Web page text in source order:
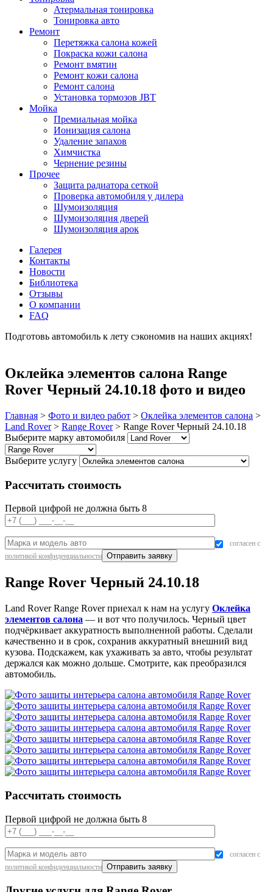
Атермальная тонировка
Тонировка авто
Ремонт
Перетяжка салона кожей
Покраска кожи салона
Ремонт вмятин
Ремонт кожи салона
Ремонт салона
Установка тормозов JBT
Мойка
Премиальная мойка
Ионизация салона
Удаление запахов
Химчистка
Чернение резины
Прочее
Защита радиатора сеткой
Проверка автомобиля у дилера
Шумоизоляция
Шумоизоляция дверей
Шумоизоляция арок
Галерея
Контакты
Новости
Библиотека
Отзывы
О компании
FAQ
Подготовь автомобиль к лету сэкономив на наших акциях!
Оклейка элементов салона Range
Rover Черный 24.10.18 фото и видео
Главная > Фото и видео работ > Оклейка элементов салона >
Land Rover > Range Rover > Range Rover Черный 24.10.18
Выберите марку автомобиля
Выберите услугу
Рассчитать стоимость
Первой цифрой не должна быть 8
согласен с
политикой конфиденциальности
Range Rover Черный 24.10.18
Land Rover Range Rover приехал к нам на услугу Оклейка
элементов салона — и вот что получилось. Черный цвет
подчёркивает аккуратность выполненной работы. Сделали
качественно и в срок, сохранив аккуратный внешний вид
кузова. Подскажем, как ухаживать за авто, чтобы результат
держался как можно дольше. Смотрите, как преобразился
автомобиль.
Рассчитать стоимость
Первой цифрой не должна быть 8
согласен с
политикой конфиденциальности